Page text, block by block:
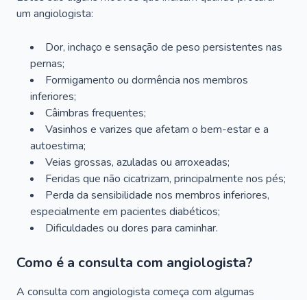
um angiologista:
Dor, inchaço e sensação de peso persistentes nas
pernas;
Formigamento ou dormência nos membros
inferiores;
Câimbras frequentes;
Vasinhos e varizes que afetam o bem-estar e a
autoestima;
Veias grossas, azuladas ou arroxeadas;
Feridas que não cicatrizam, principalmente nos pés;
Perda da sensibilidade nos membros inferiores,
especialmente em pacientes diabéticos;
Dificuldades ou dores para caminhar.
Como é a consulta com angiologista?
A consulta com angiologista começa com algumas